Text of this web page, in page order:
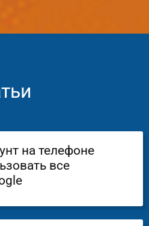
на телефоне
все